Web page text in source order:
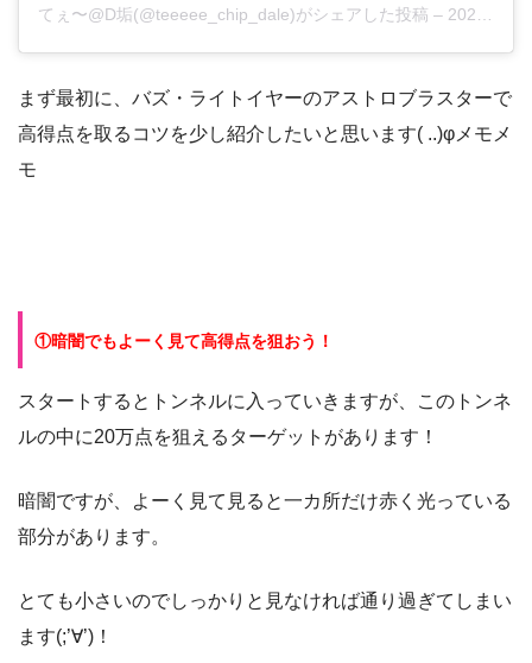
てぇ〜@D垢(@teeeee_chip_dale)がシェアした投稿 – 2020年 5月月24日午前2時44分PDT
まず最初に、バズ・ライトイヤーのアストロブラスターで
高得点を取るコツを少し紹介したいと思います( ..)φメモメ
モ
①暗闇でもよーく見て高得点を狙おう！
スタートするとトンネルに入っていきますが、このトンネ
ルの中に20万点を狙えるターゲットがあります！
暗闇ですが、よーく見て見ると一カ所だけ赤く光っている
部分があります。
とても小さいのでしっかりと見なければ通り過ぎてしまい
ます(;’∀’)！